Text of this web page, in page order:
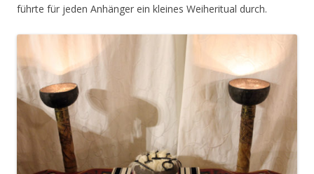
führte für jeden Anhänger ein kleines Weiheritual durch.